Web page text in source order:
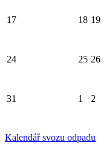
17 18 19
24 25 26
31 1 2
Kalendář svozu odpadu